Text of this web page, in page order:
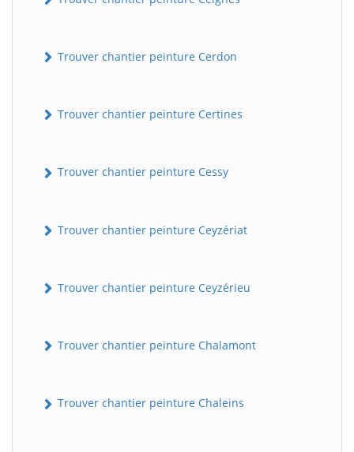
Trouver chantier peinture Cerdon
Trouver chantier peinture Certines
Trouver chantier peinture Cessy
Trouver chantier peinture Ceyzériat
Trouver chantier peinture Ceyzérieu
Trouver chantier peinture Chalamont
Trouver chantier peinture Chaleins